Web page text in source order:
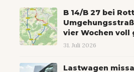
B 14/B 27 bei
vier Wochen voll
31. Juli 2026
Lastwagen